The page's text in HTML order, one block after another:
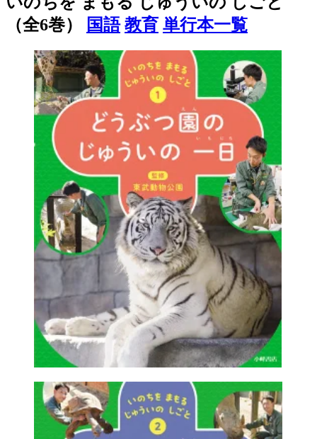
（全6巻）
国語 教育 単行本一覧